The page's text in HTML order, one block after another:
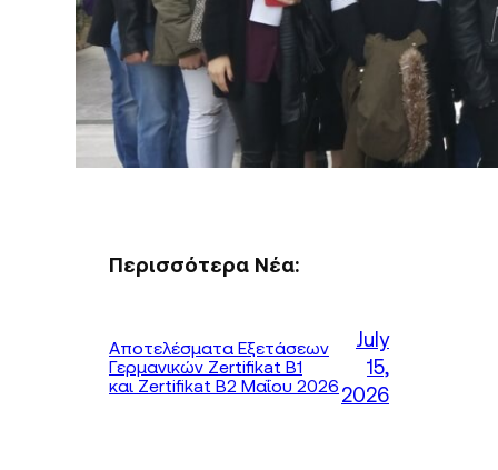
Περισσότερα Νέα:
Αποτελέσματα Εξετάσεων
Γερμανικών Zertifikat B1
και Zertifikat B2 Μαΐου 2026
July
15,
2026